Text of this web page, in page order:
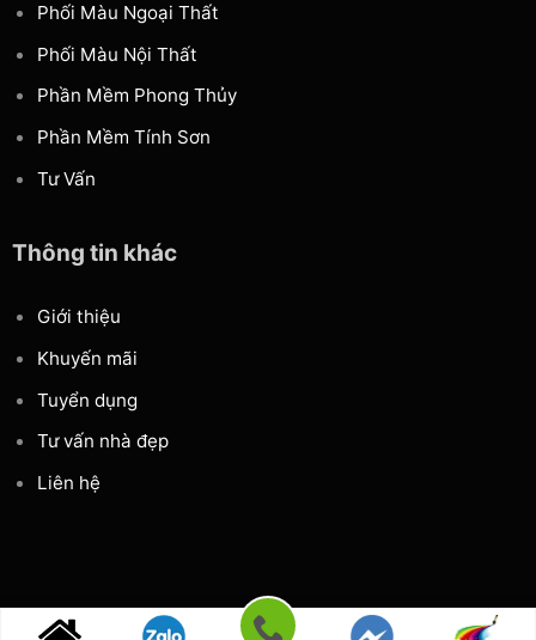
Phối Màu Ngoại Thất
Phối Màu Nội Thất
Phần Mềm Phong Thủy
Phần Mềm Tính Sơn
Tư Vấn
Thông tin khác
Giới thiệu
Khuyến mãi
Tuyển dụng
Tư vấn nhà đẹp
Liên hệ